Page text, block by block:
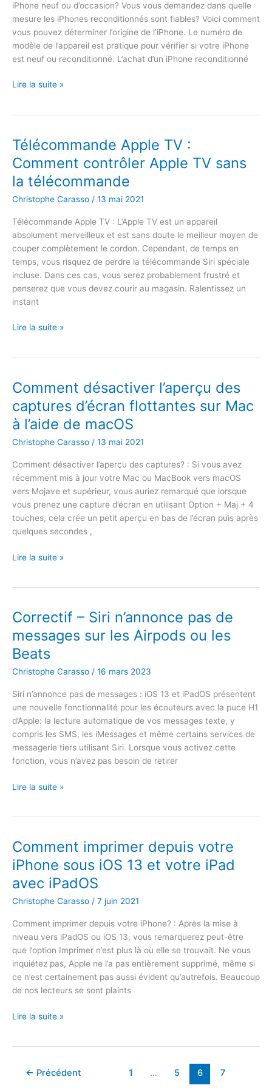
à
la
fois
iPhone neuf ou d’occasion? Vous vous demandez dans quelle
mesure les iPhones reconditionnés sont fiables? Voici comment
vous pouvez déterminer l’origine de l’iPhone. Le numéro de
modèle de l’appareil est pratique pour vérifier si votre iPhone
est neuf ou reconditionné. L’achat d’un iPhone reconditionné
Comment
iPhone
est
neuf
ou
à
neuf?
Lire la suite »
Télécommande Apple TV :
Comment contrôler Apple TV sans
la télécommande
Christophe Carasso / 13 mai 2021
Télécommande Apple TV : L’Apple TV est un appareil
absolument merveilleux et est sans doute le meilleur moyen de
couper complètement le cordon. Cependant, de temps en
temps, vous risquez de perdre la télécommande Siri spéciale
incluse. Dans ces cas, vous serez probablement frustré et
penserez que vous devez courir au magasin. Ralentissez un
instant
Télécommande
Comment
contrôler
Apple
TV
la
télécommande
Lire la suite »
Comment désactiver l’aperçu des
captures d’écran flottantes sur Mac
à l’aide de macOS
Christophe Carasso / 13 mai 2021
Comment désactiver l’aperçu des captures? : Si vous avez
récemment mis à jour votre Mac ou MacBook vers macOS
vers Mojave et supérieur, vous auriez remarqué que lorsque
vous prenez une capture d’écran en utilisant Option + Maj + 4
touches, cela crée un petit aperçu en bas de l’écran puis après
quelques secondes ,
Comment
captures
d’écran
flottantes
sur
à
l’aide
de
macOS
Lire la suite »
Correctif – Siri n’annonce pas de
messages sur les Airpods ou les
Beats
Christophe Carasso / 16 mars 2023
Siri n’annonce pas de messages : iOS 13 et iPadOS présentent
une nouvelle fonctionnalité pour les écouteurs avec la puce H1
d’Apple: la lecture automatique de vos messages texte, y
compris les SMS, les iMessages et même certains services de
messagerie tiers utilisant Siri. Lorsque vous activez cette
fonction, vous n’avez pas besoin de retirer
Correctif
pas
de
messages
sur
Airpods
ou
les
Beats
Lire la suite »
Comment imprimer depuis votre
iPhone sous iOS 13 et votre iPad
avec iPadOS
Christophe Carasso / 7 juin 2021
Comment imprimer depuis votre iPhone? : Après la mise à
niveau vers iPadOS ou iOS 13, vous remarquerez peut-être
que l’option Imprimer n’est plus là où elle se trouvait. Ne vous
inquiétez pas, Apple ne l’a pas entièrement supprimé, même si
ce n’est certainement pas aussi évident qu’autrefois. Beaucoup
de nos lecteurs se sont plaints
Comment
iPhone
Lire la suite »
← Précédent 1 … 5 6
7